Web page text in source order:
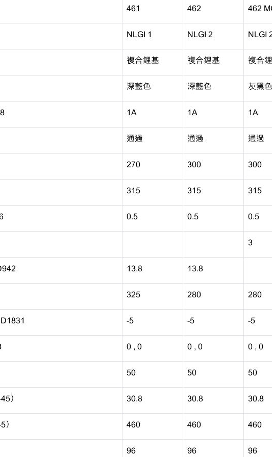
461 462 462
NLGI 1 NLGI 2 NLGI
複合鋰基 複合鋰基 複合
深藍色 深藍色 灰黑色
1A 1A 1A
通過 通過 通過
270 300 300
315 315 315
0.5 0.5 0.5
3
13.8 13.8
325 280 280
-5 -5 -5
0 , 0 0 , 0 0 , 0
50 50 50
） 30.8 30.8 30.8
460 460 460
96 96 96